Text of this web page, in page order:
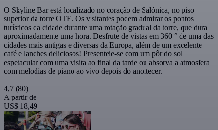
O Skyline Bar está localizado no coração de Salónica, no piso
superior da torre OTE. Os visitantes podem admirar os pontos
turísticos da cidade durante uma rotação gradual da torre, que dura
aproximadamente uma hora. Desfrute de vistas em 360 ° de uma das
cidades mais antigas e diversas da Europa, além de um excelente
café e lanches deliciosos! Presenteie-se com um pôr do sol
espetacular com uma visita ao final da tarde ou absorva a atmosfera
com melodias de piano ao vivo depois do anoitecer.
4,7 (80)
A partir de
US$ 18,49